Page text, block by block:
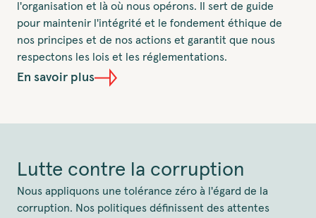
l'organisation et là où nous opérons. Il sert de guide
pour maintenir l'intégrité et le fondement éthique de
nos principes et de nos actions et garantit que nous
respectons les lois et les réglementations.
En savoir plus
Lutte contre la corruption
Nous appliquons une tolérance zéro à l'égard de la
corruption. Nos politiques définissent des attentes